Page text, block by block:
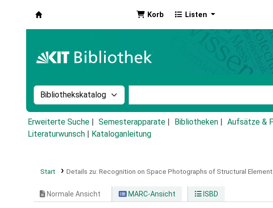
Korb Listen
Suche im Katalog nach:
Erweiterte Suche Semesterapparate Bibliotheken Aufsätze &
Literaturwunsch
Kataloganleitung
Start Details zu: Recognition on Space Photographs of Structural
Normale Ansicht MARC-Ansicht ISBD